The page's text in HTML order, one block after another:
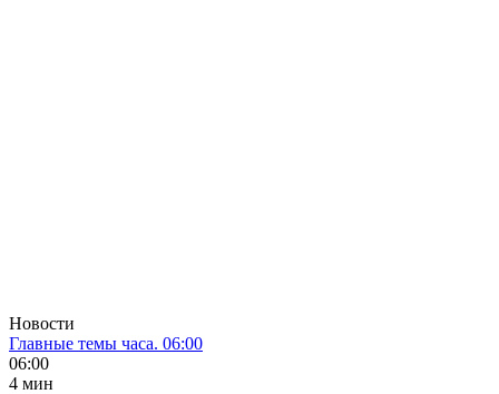
Новости
Главные темы часа. 06:00
06:00
4 мин